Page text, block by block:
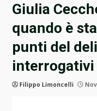
Giulia
quando è
punti del
interrogativi
Filippo Limoncelli